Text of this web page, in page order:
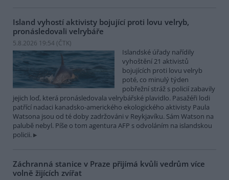
Island vyhostí aktivisty bojující proti lovu velryb,
pronásledovali velrybáře
5.8.2026 19:54 (ČTK)
Islandské úřady nařídily
vyhoštění 21 aktivistů
bojujících proti lovu velryb
poté, co minulý týden
pobřežní stráž s policií zabavily
jejich loď, která pronásledovala velrybářské plavidlo. Pasažéři lodi
patřící nadaci kanadsko-amerického ekologického aktivisty Paula
Watsona jsou od té doby zadržováni v Reykjavíku. Sám Watson na
palubě nebyl. Píše o tom agentura AFP s odvoláním na islandskou
policii.
Záchranná stanice v Praze přijímá kvůli vedrům více
volně žijících zvířat